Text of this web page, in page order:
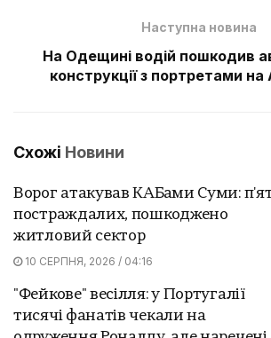
Наступна новина
На Одещині водій пошкодив
конструкції з портретами на
Схожі Новини
Ворог атакував КАБами Суми:
постраждалих, пошкоджено
житловий сектор
10 СЕРПНЯ, 2026 / 04:16
"Фейкове" весілля: у Португалії
тисячі фанатів чекали на